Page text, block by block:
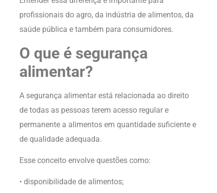
profissionais do agro, da indústria de alimentos, da
saúde pública e também para consumidores.
O que é segurança
alimentar?
A segurança alimentar está relacionada ao direito
de todas as pessoas terem acesso regular e
permanente a alimentos em quantidade suficiente e
de qualidade adequada.
Esse conceito envolve questões como:
• disponibilidade de alimentos;